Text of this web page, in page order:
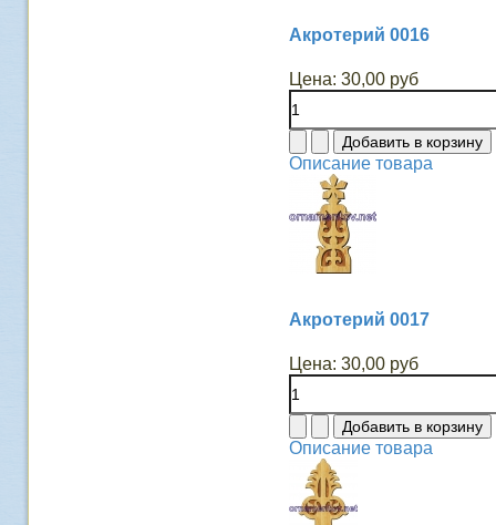
Акротерий 0016
Цена: 30,00 руб
Описание товара
Акротерий 0017
Цена: 30,00 руб
Описание товара